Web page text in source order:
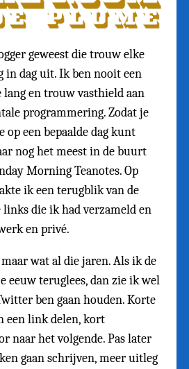
geweest die trouw elke
in dag uit. Ik ben nooit een
lang en trouw vasthield aan
programmering. Zodat je
op een bepaalde dag kunt
nog het meest in de buurt
Morning Teanotes. Op
ik een terugblik van de
die ik had verzameld en
en privé.
wat al die jaren. Als ik de
eeuw teruglees, dan zie ik wel
ben gaan houden. Korte
een link delen, kort
naar het volgende. Pas later
gaan schrijven, meer uitleg